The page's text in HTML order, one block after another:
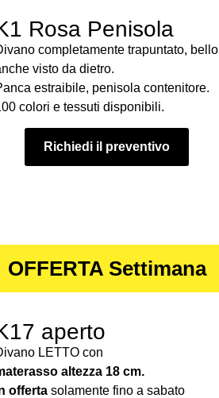
Rosa Penisola
completamente trapuntato, bello
visto da dietro.
estraibile, penisola contenitore.
colori e tessuti disponibili.
Richiedi il preventivo
OFFERTA Settimana
aperto
LETTO con
altezza 18 cm.
offerta solamente fino a sabato